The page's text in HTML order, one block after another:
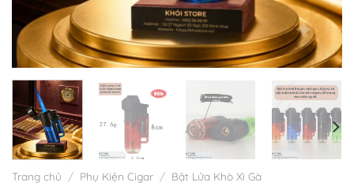
Trang chủ / Phụ Kiện Cigar / Bật Lửa Khò Xì Gà